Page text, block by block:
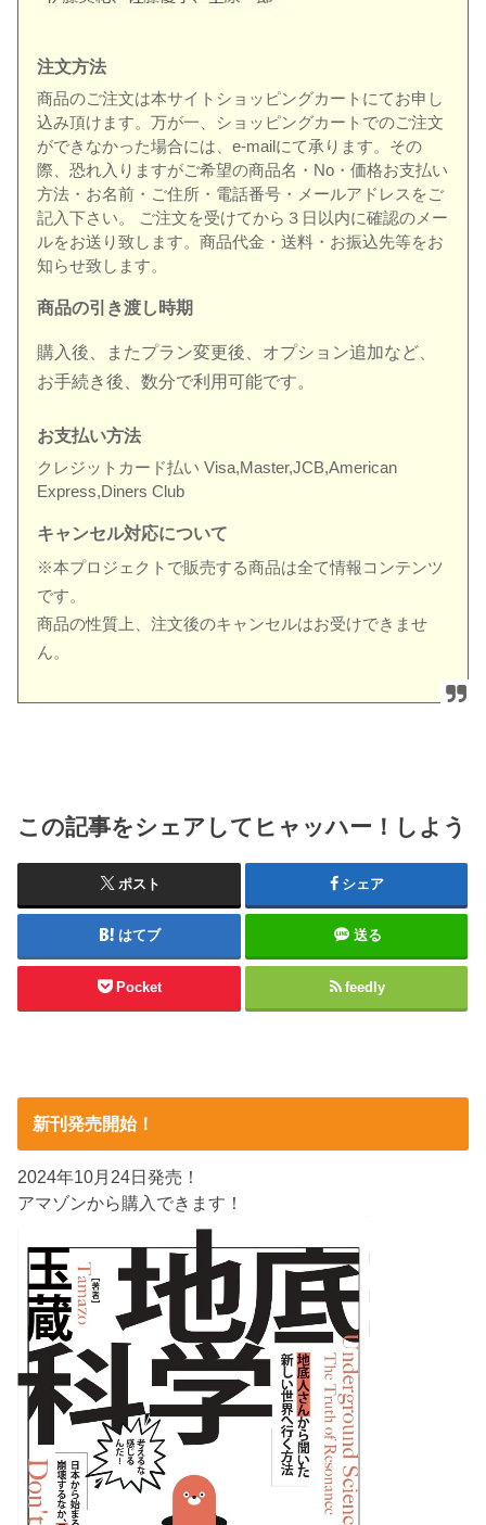
注文方法
商品のご注文は本サイトショッピングカートにてお申し
込み頂けます。万が一、ショッピングカートでのご注文
ができなかった場合には、e-mailにて承ります。その
際、恐れ入りますがご希望の商品名・No・価格お支払い
方法・お名前・ご住所・電話番号・メールアドレスをご
記入下さい。 ご注文を受けてから３日以内に確認のメー
ルをお送り致します。商品代金・送料・お振込先等をお
知らせ致します。
商品の引き渡し時期
購入後、またプラン変更後、オプション追加など、
お手続き後、数分で利用可能です。
お支払い方法
クレジットカード払い Visa,Master,JCB,American
Express,Diners Club
キャンセル対応について
※本プロジェクトで販売する商品は全て情報コンテンツ
です。
商品の性質上、注文後のキャンセルはお受けできませ
ん。
この記事をシェアしてヒャッハー！しよう
ポスト シェア
はてブ 送る
Pocket feedly
新刊発売開始！
2024年10月24日発売！
アマゾンから購入できます！